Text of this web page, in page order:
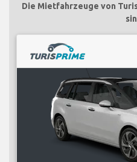
Die Mietfahrzeuge von